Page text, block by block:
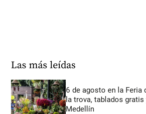
Las más leídas
6 de agosto en la Feria
la trova, tablados
Medellín